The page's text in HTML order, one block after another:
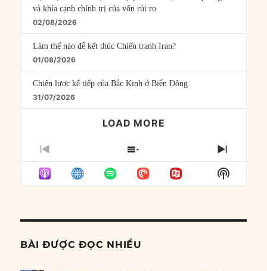
và khía cạnh chính trị của vốn rủi ro
02/08/2026
Làm thế nào để kết thúc Chiến tranh Iran?
01/08/2026
Chiến lược kế tiếp của Bắc Kinh ở Biển Đông
31/07/2026
LOAD MORE
PREVIOUS
EPISODE
SHOW
EPISODES
LIST
NEXT
Show
Podcast
BÀI ĐƯỢC ĐỌC NHIỀU